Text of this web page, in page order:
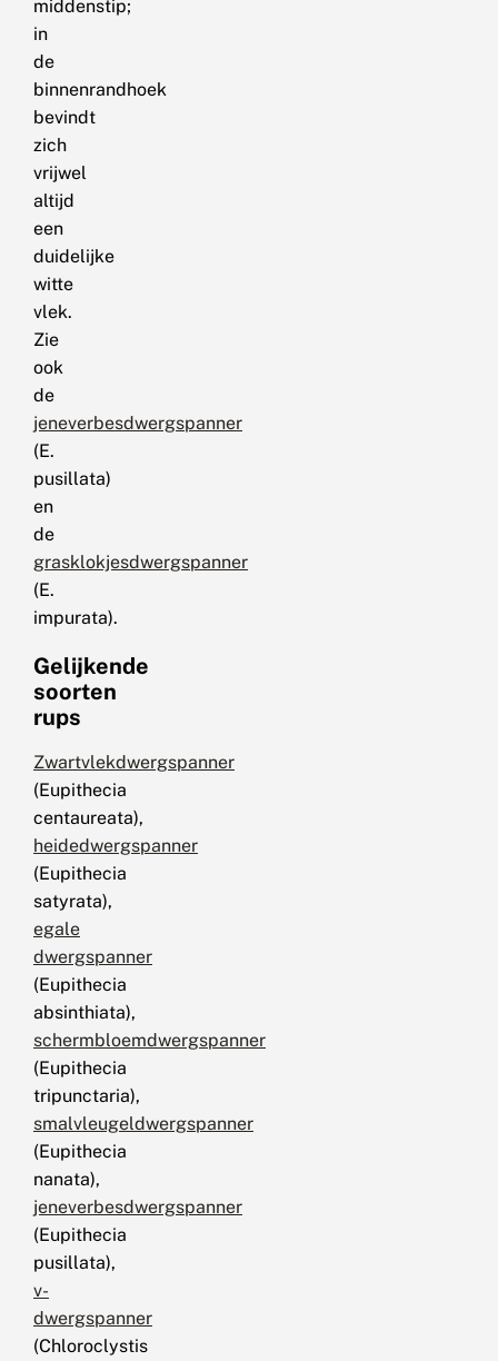
middenstip;
in
de
binnenrandhoek
bevindt
zich
vrijwel
altijd
een
duidelijke
witte
vlek.
Zie
ook
de
jeneverbesdwergspanner
(E.
pusillata)
en
de
grasklokjesdwergspanner
(E.
impurata).
Gelijkende
soorten
rups
Zwartvlekdwergspanner
(Eupithecia
centaureata),
heidedwergspanner
(Eupithecia
satyrata),
egale
dwergspanner
(Eupithecia
absinthiata),
schermbloemdwergspanner
(Eupithecia
tripunctaria),
smalvleugeldwergspanner
(Eupithecia
nanata),
jeneverbesdwergspanner
(Eupithecia
pusillata),
v-
dwergspanner
(Chloroclystis